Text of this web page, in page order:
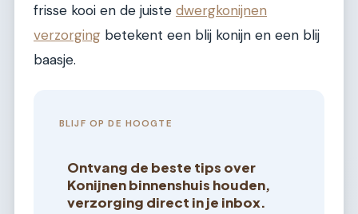
frisse kooi en de juiste dwergkonijnen
verzorging betekent een blij konijn en een blij
baasje.
BLIJF OP DE HOOGTE
Ontvang de beste tips over
Konijnen binnenshuis houden,
verzorging direct in je inbox.